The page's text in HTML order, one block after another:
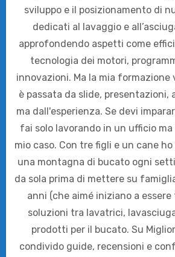
sviluppo e il posizionamento di
dedicati al lavaggio e
approfondendo aspetti come
tecnologia dei motori,
innovazioni. Ma la mia formazione
è passata da slide, presentazioni,
ma dall'esperienza. Se devi
fai solo lavorando in un ufficio ma
mio caso. Con tre figli e un cane
una montagna di bucato ogni
da sola prima di mettere su
anni (che aimé iniziano a
soluzioni tra lavatrici,
prodotti per il bucato. Su
condivido guide, recensioni e